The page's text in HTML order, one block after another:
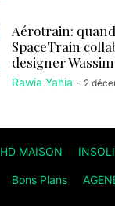
Aérotrain:
SpaceTrain
designer
Rawia Yahia - 2
HD MAISON
Bons Plans